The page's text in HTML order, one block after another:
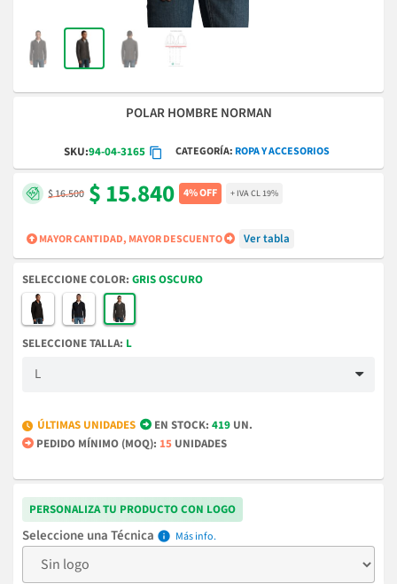
POLAR HOMBRE NORMAN
SKU:94-04-3165 CATEGORÍA ROPA Y ACCESORIOS
$ 16.500 $ 15.840 4% OFF + IVA CL 19%
MAYOR CANTIDAD, MAYOR DESCUENTO Ver tabla
COLOR GRIS OSCURO
TALLA L
ÚLTIMAS UNIDADES EN STOCK: 419 UN.
PEDIDO MÍNIMO (MOQ): 15 UNIDADES
PERSONALIZA TU PRODUCTO CON LOGO
Técnica info